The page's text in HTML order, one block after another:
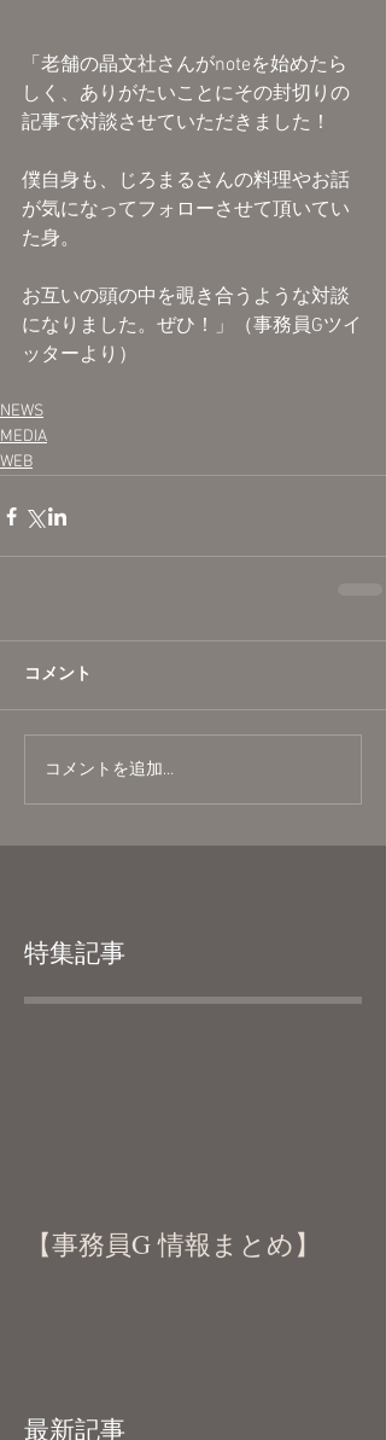
「老舗の晶文社さんがnoteを始めたら
しく、ありがたいことにその封切りの
記事で対談させていただきました！
僕自身も、じろまるさんの料理やお話
が気になってフォローさせて頂いてい
た身。
お互いの頭の中を覗き合うような対談
になりました。ぜひ！」（事務員Gツイ
ッターより）
NEWS
MEDIA
WEB
コメント
コメントを追加…
特集記事
【事務員G 情報まとめ】
最新記事